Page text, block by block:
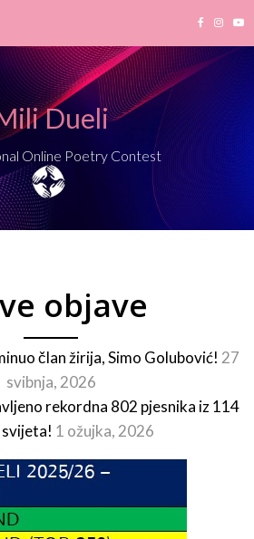
Dueli
Online Poetry Contest
objave
član žirija, Simo Golubović! 27
svibnja, 2026
rekordna 802 pjesnika iz 114
svijeta! 1 ožujka, 2026